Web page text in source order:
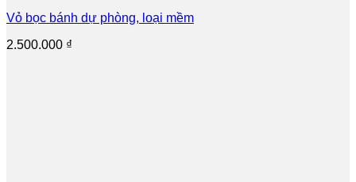
Vỏ bọc bánh dự phòng, loại mềm
2.500.000 ₫